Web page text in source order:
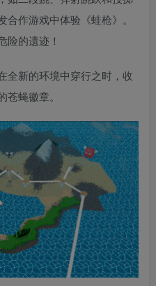
作游戏中体验《蛙枪》。
险的遗迹！
全新的环境中穿行之时，收
蝇徽章。